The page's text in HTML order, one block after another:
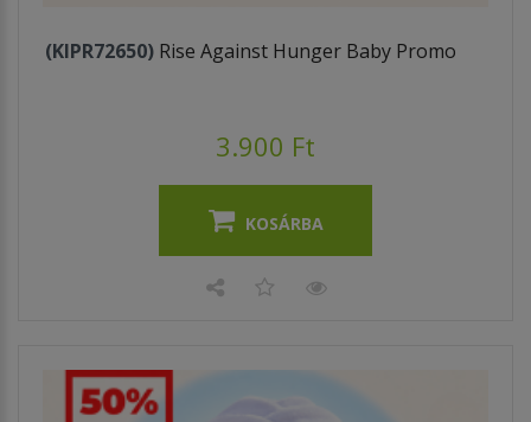
(KIPR72650) Rise Against Hunger Baby Promo
3.900 Ft
KOSÁRBA